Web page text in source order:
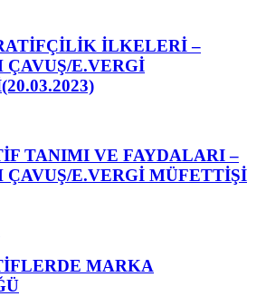
İLKELERİ –
E.VERGİ
TANIMI VE FAYDALARI –
E.VERGİ MÜFETTİŞİ
MARKA